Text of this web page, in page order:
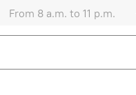
From 8 a.m. to 11 p.m.